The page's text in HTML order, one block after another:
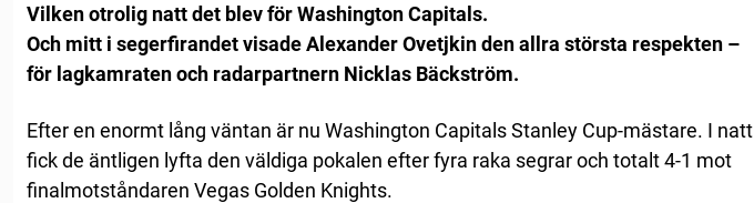
Vilken otrolig natt det blev för Washington Capitals.
Och mitt i segerfirandet visade Alexander Ovetjkin den allra största respekten –
för lagkamraten och radarpartnern Nicklas Bäckström.
Efter en enormt lång väntan är nu Washington Capitals Stanley Cup-mästare. I natt
fick de äntligen lyfta den väldiga pokalen efter fyra raka segrar och totalt 4-1 mot
finalmotståndaren Vegas Golden Knights.